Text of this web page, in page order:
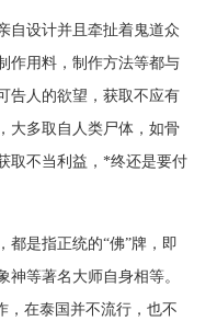
自设计并且牵扯着鬼道众
作用料，制作方法等都与
告人的欲望，获取不应有
大多取自人类尸体，如骨
取不当利益，*终还是要付
都是指正统的“佛”牌，即
等著名大师自身相等。
，在泰国并不流行，也不